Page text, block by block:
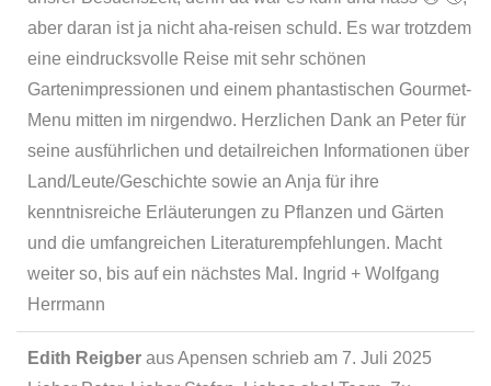
aber daran ist ja nicht aha-reisen schuld. Es war trotzdem
eine eindrucksvolle Reise mit sehr schönen
Gartenimpressionen und einem phantastischen Gourmet-
Menu mitten im nirgendwo. Herzlichen Dank an Peter für
seine ausführlichen und detailreichen Informationen über
Land/Leute/Geschichte sowie an Anja für ihre
kenntnisreiche Erläuterungen zu Pflanzen und Gärten
und die umfangreichen Literaturempfehlungen. Macht
weiter so, bis auf ein nächstes Mal. Ingrid + Wolfgang
Herrmann
Edith Reigber ausApensen schrieb am 7. Juli 2025